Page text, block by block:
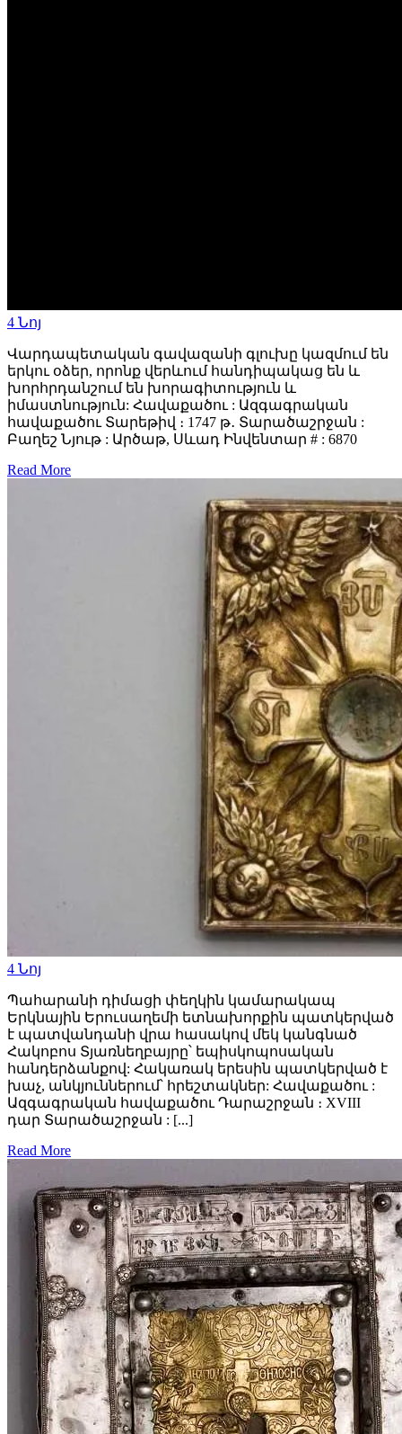
4 Նոյ
Վարդապետական գավազանի գլուխը կազմում են
երկու օձեր, որոնք վերևում հանդիպակաց են և
խորհրդանշում են խորագիտություն և
իմաստնություն: Հավաքածու : Ազգագրական
հավաքածու Տարեթիվ ։ 1747 թ․ Տարածաշրջան :
Բաղեշ Նյութ : Արծաթ, Սևադ Ինվենտար # : 6870
Read More
4 Նոյ
Պահարանի դիմացի փեղկին կամարակապ
Երկնային Երուսաղեմի ետնախորքին պատկերված
է պատվանդանի վրա հասակով մեկ կանգնած
Հակոբոս Տյառնեղբայրը՝ եպիսկոպոսական
հանդերձանքով: Հակառակ երեսին պատկերված է
խաչ, անկյուններում՝ հրեշտակներ: Հավաքածու :
Ազգագրական հավաքածու Դարաշրջան ։ XVIII
դար Տարածաշրջան : [...]
Read More